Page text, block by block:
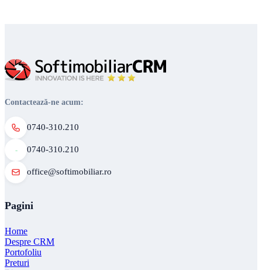
Contactează-ne acum:
0740-310.210
0740-310.210
office@softimobiliar.ro
Pagini
Home
Despre CRM
Portofoliu
Preturi